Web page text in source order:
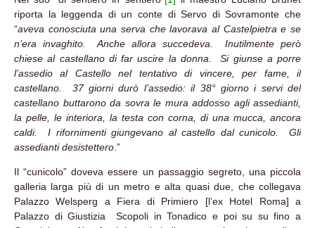
riporta la leggenda di un conte di Servo di Sovramonte che
“aveva conosciuta una serva che lavorava al Castelpietra e se
n’era invaghito. Anche allora succedeva. Inutilmente però
chiese al castellano di far uscire la donna. Si giunse a porre
l’assedio al Castello nel tentativo di vincere, per fame, il
castellano. 37 giorni durò l’assedio: il 38° giorno i servi del
castellano buttarono da sovra le mura addosso agli assedianti,
la pelle, le interiora, la testa con corna, di una mucca, ancora
caldi. I rifornimenti giungevano al castello dal cunicolo. Gli
assedianti desistettero .”
Il “cunicolo” doveva essere un passaggio segreto, una piccola
galleria larga più di un metro e alta quasi due, che collegava
Palazzo Welsperg a Fiera di Primiero [l’ex Hotel Roma] a
Palazzo di Giustizia Scopoli in Tonadico e poi su su fino a